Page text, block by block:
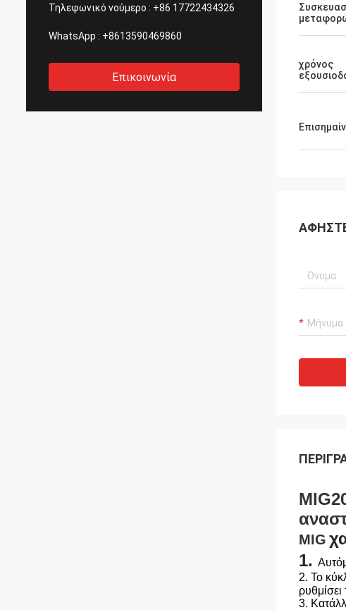
Τηλεφωνικό νούμερο : +86 17722434326
WhatsApp : +8613590469860
Επικοινωνία
χρόνος
MIG
1.
2. Το
3.